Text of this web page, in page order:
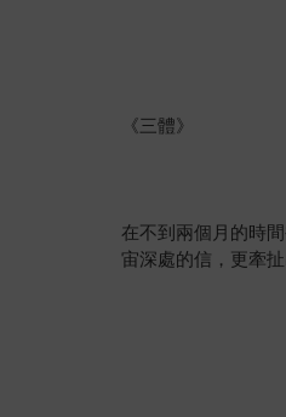
《三體》
在不到兩個月的時
宙深處的信，更牽